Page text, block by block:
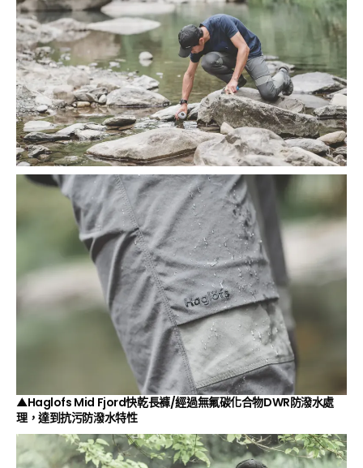
▲Haglofs Mid Fjord快乾長褲/經過無氟碳化合物DWR防潑水處
理，達到抗污防潑水特性